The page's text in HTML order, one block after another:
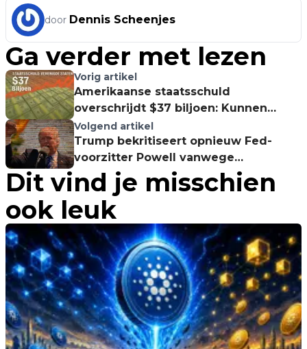
door Dennis Scheenjes
Ga verder met lezen
Vorig artikel
Amerikaanse staatsschuld
overschrijdt $37 biljoen: Kunnen
Bitcoin en stablecoins redding
brengen?
Volgend artikel
Trump bekritiseert opnieuw Fed-
voorzitter Powell vanwege
rentebeleid – Is deze situatie
onhoudbaar?
Dit vind je misschien
ook leuk